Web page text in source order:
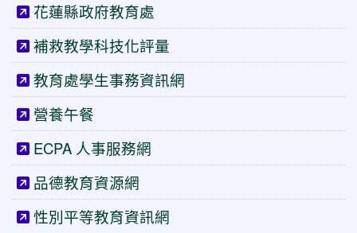
花蓮縣政府教育處
補救教學科技化評量
教育處學生事務資訊網
營養午餐
ECPA 人事服務網
品德教育資源網
性別平等教育資訊網